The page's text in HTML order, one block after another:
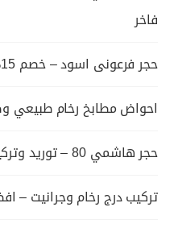
فاخر
حجر فرعونى اسود – خصم 15% على سعر المتر
احواض مطابخ رخام
حجر هاشمي 80 – توريد وتركيب بأفضل سعر في مصر
تركيب درج رخام وجرانيت – افضل 5 انواع رخام